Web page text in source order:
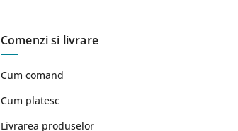
Comenzi si livrare
Cum comand
Cum platesc
Livrarea produselor